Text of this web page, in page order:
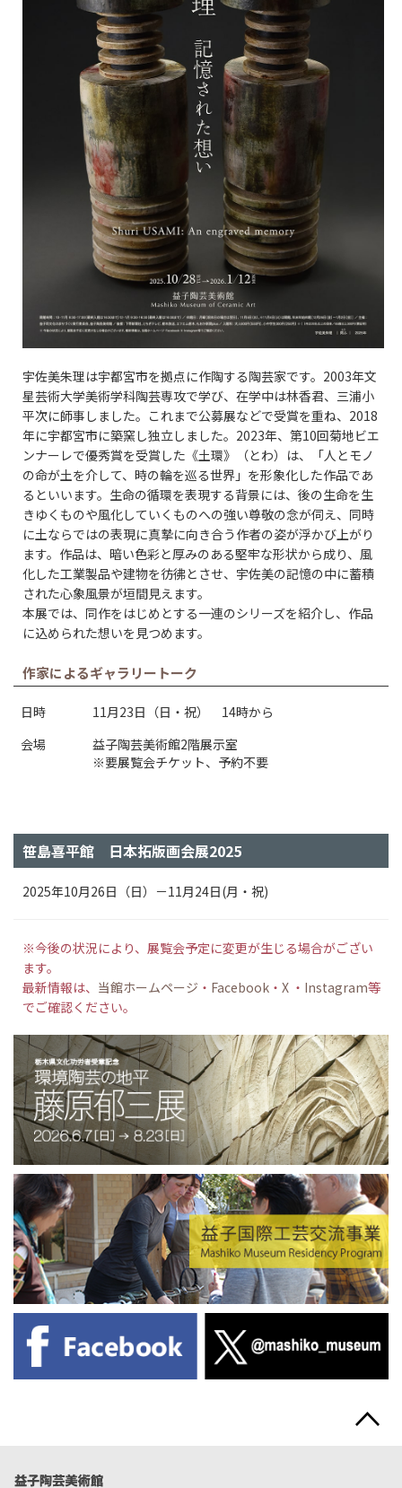
宇佐美朱理は宇都宮市を拠点に作陶する陶芸家です。2003年文
星芸術大学美術学科陶芸専攻で学び、在学中は林香君、三浦小
平次に師事しました。これまで公募展などで受賞を重ね、2018
年に宇都宮市に築窯し独立しました。2023年、第10回菊地ビエ
ンナーレで優秀賞を受賞した《土環》（とわ）は、「人とモノ
の命が土を介して、時の輪を巡る世界」を形象化した作品であ
るといいます。生命の循環を表現する背景には、後の生命を生
きゆくものや風化していくものへの強い尊敬の念が伺え、同時
に土ならではの表現に真摯に向き合う作者の姿が浮かび上がり
ます。作品は、暗い色彩と厚みのある堅牢な形状から成り、風
化した工業製品や建物を彷彿とさせ、宇佐美の記憶の中に蓄積
された心象風景が垣間見えます。
本展では、同作をはじめとする一連のシリーズを紹介し、作品
に込められた想いを見つめます。
作家によるギャラリートーク
日時
11月23日（日・祝） 14時から
会場
益子陶芸美術館2階展示室
※要展覧会チケット、予約不要
笹島喜平館 日本拓版画会展2025
2025年10月26日（日）－11月24日(月・祝)
※今後の状況により、展覧会予定に変更が生じる場合がござい
ます。
最新情報は、 当館ホームページ ・ Facebook ・ X ・ Instagram等
でご確認ください。